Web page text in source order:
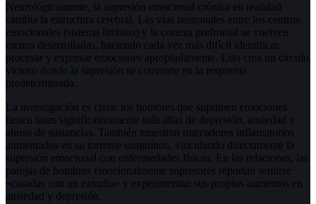
Neurológicamente, la supresión emocional crónica en realidad
cambia la estructura cerebral. Las vías neuronales entre los centros
emocionales (sistema límbico) y la corteza prefrontal se vuelven
menos desarrolladas, haciendo cada vez más difícil identificar,
procesar y expresar emociones apropiadamente. Esto crea un círculo
vicioso donde la supresión se convierte en la respuesta
predeterminada.
La investigación es clara: los hombres que suprimen emociones
tienen tasas significativamente más altas de depresión, ansiedad y
abuso de sustancias. También muestran marcadores inflamatorios
aumentados en su torrente sanguíneo, vinculando directamente la
supresión emocional con enfermedades físicas. En las relaciones, las
parejas de hombres emocionalmente supresores reportan sentirse
«casadas con un extraño» y experimentan sus propios aumentos en
ansiedad y depresión.